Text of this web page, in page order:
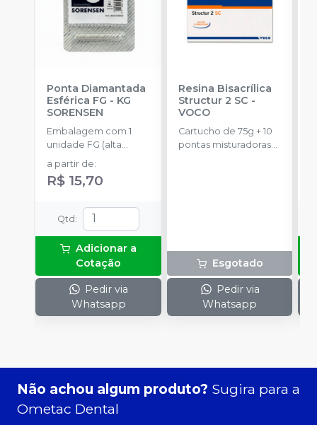
Ponta Diamantada
Esférica FG - KG
SORENSEN
Embalagem com 1
unidade FG (alta
rotação).
a partir de:
R$ 15,70
Qtd :
Adicionar a
Cotação
Pedir via
Whatsapp
Resina Bisacrílica
Structur 2 SC -
VOCO
Cartucho de 75g + 10
pontas misturadoras
Esgotado
Pedir via
Whatsapp
Não achou algum produto? Sugira para a
Ometac Dental